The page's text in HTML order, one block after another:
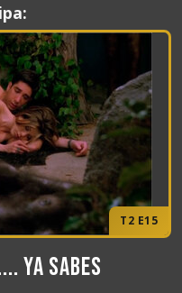
T2 E15
ya sabes